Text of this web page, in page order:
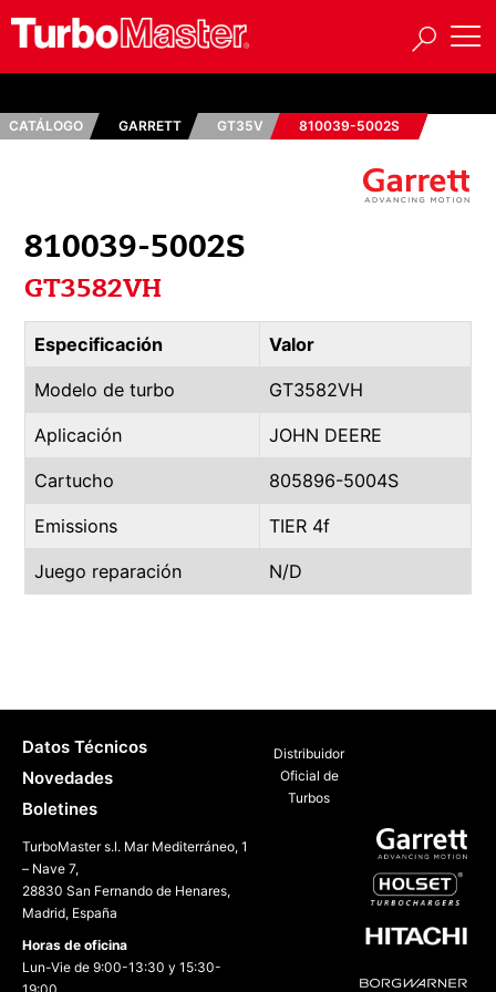
CATÁLOGO GARRETT GT35V 810039-5002S
810039-5002S
GT3582VH
Especificación Valor
Modelo de turbo GT3582VH
Aplicación JOHN DEERE
Cartucho 805896-5004S
Emissions TIER 4f
Juego reparación N/D
Distribuidor
Oficial de
Turbos
Datos Técnicos
Novedades
Boletines
TurboMaster s.l. Mar Mediterráneo, 1
– Nave 7,
28830 San Fernando de Henares,
Madrid, España
Horas de oficina
Lun-Vie de 9:00-13:30 y 15:30-